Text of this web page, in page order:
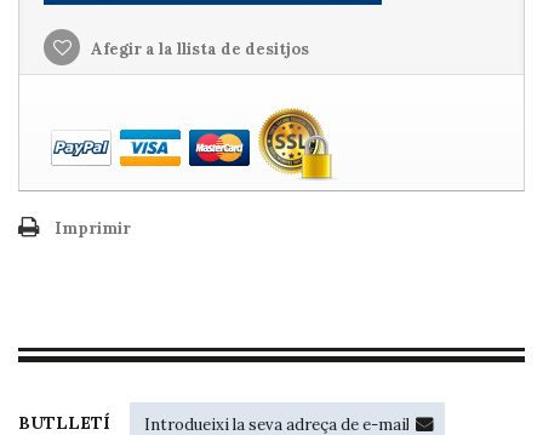
Afegir a la llista de desitjos
Imprimir
BUTLLETÍ